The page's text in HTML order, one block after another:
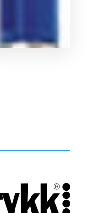
88kr eks. mva.